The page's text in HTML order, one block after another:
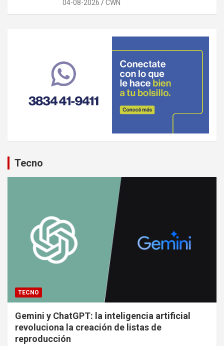
04-08-2026 CWN
Tecno
TECNO
Gemini y ChatGPT: la inteligencia artificial
revoluciona la creación de listas de
reproducción